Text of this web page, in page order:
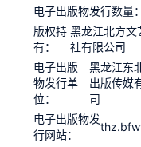
电子出版物发行数量
版权持
有：
黑龙江北方文
社有限公司
电子出版
物发行单
位：
黑龙江东
出版传媒
司
电子出版物发
行网站：